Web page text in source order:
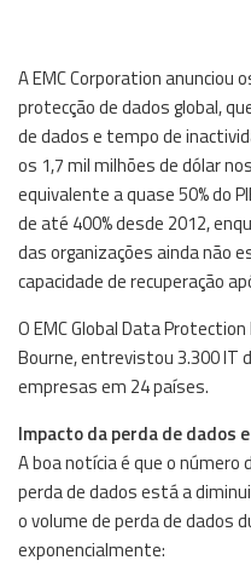
A EMC Corporation anunciou
protecção de dados global,
de dados e tempo de
os 1,7 mil milhões de dólar
equivalente a quase 50% do
de até 400% desde 2012,
das organizações ainda não
capacidade de recuperação
O EMC Global Data
Bourne, entrevistou 3.300 IT
empresas em 24 países.
Impacto da perda de dados
A boa notícia é que o número
perda de dados está a
o volume de perda de dados
exponencialmente: